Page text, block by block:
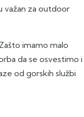
važan za outdoor
imamo malo
da se osvestimo i
od gorskih službi